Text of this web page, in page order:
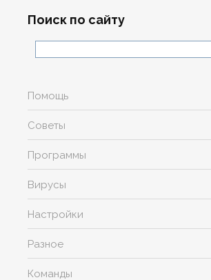
Поиск по сайту
Помощь
Советы
Программы
Вирусы
Настройки
Разное
Команды